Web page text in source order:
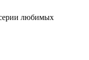
любимых